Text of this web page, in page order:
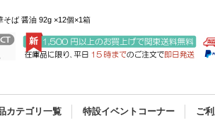
ば 醤油 92g ×12個×1箱
カテゴリ一覧 特設イベントコーナー ご